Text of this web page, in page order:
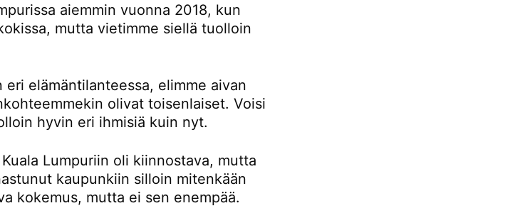
aiemmin vuonna 2018, kun
mutta vietimme siellä tuolloin
elämäntilanteessa, elimme aivan
olivat toisenlaiset. Voisi
hyvin eri ihmisiä kuin nyt.
Lumpuriin oli kiinnostava, mutta
kaupunkiin silloin mitenkään
kokemus, mutta ei sen enempää.